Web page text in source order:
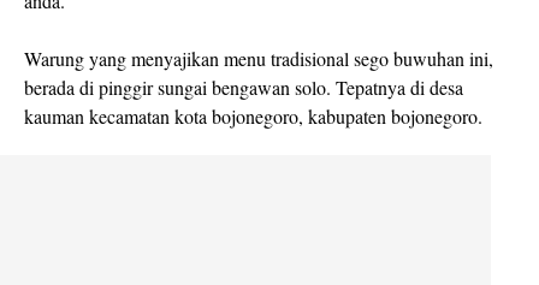
Warung yang menyajikan menu tradisional sego buwuhan ini,
berada di pinggir sungai bengawan solo. Tepatnya di desa
kauman kecamatan kota bojonegoro, kabupaten bojonegoro.